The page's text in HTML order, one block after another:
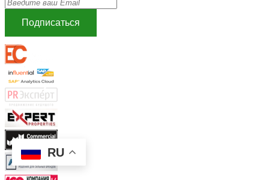
RU
Подписаться